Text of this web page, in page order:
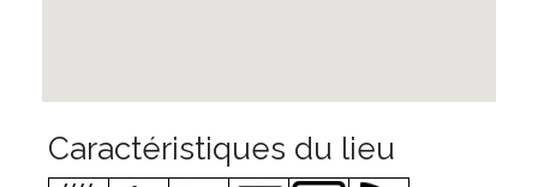
Caractéristiques du lieu